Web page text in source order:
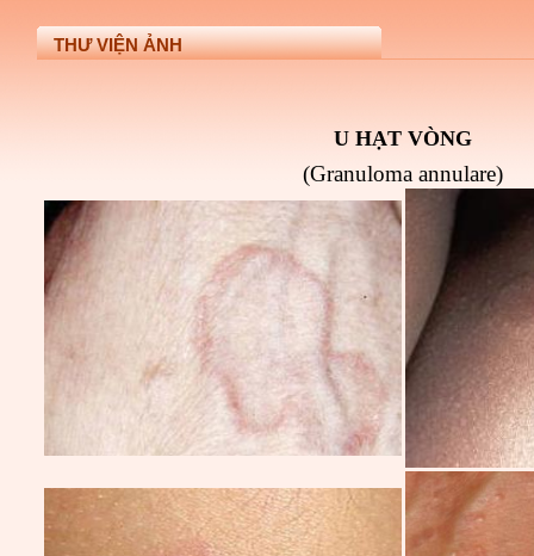
THƯ VIỆN ẢNH
U HẠT VÒNG
(Granuloma annulare)